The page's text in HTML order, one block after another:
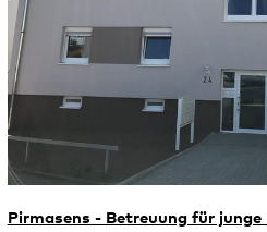
Pirmasens - Betreuung für junge